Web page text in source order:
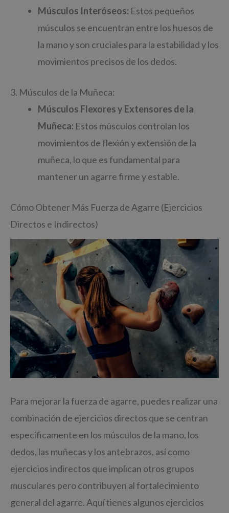
Músculos Interóseos: Estos pequeños
músculos se encuentran entre los huesos de
la mano y son cruciales para la estabilidad y los
movimientos precisos de los dedos.
3. Músculos de la Muñeca:
Músculos Flexores y Extensores de la
Muñeca: Estos músculos controlan los
movimientos de flexión y extensión de la
muñeca, lo que es fundamental para
mantener un agarre firme y estable.
Cómo Obtener Más Fuerza de Agarre (Ejercicios
Directos e Indirectos)
Para mejorar la fuerza de agarre, puedes realizar una
combinación de ejercicios directos que se centran
específicamente en los músculos de la mano, los
dedos, las muñecas y los antebrazos, así como
ejercicios indirectos que implican otros grupos
musculares pero contribuyen al fortalecimiento
general del agarre. Aquí tienes algunos ejercicios